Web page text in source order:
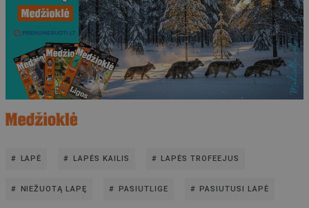
LAPĖ LAPĖS KAILIS LAPĖS TROFEEJUS
NIEŽUOTĄ LAPĘ PASIUTLIGE PASIUTUSI LAPĖ